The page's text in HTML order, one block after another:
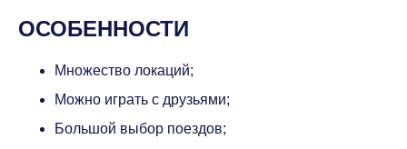
ОСОБЕННОСТИ
Множество локаций;
Можно играть с друзьями;
Большой выбор поездов;